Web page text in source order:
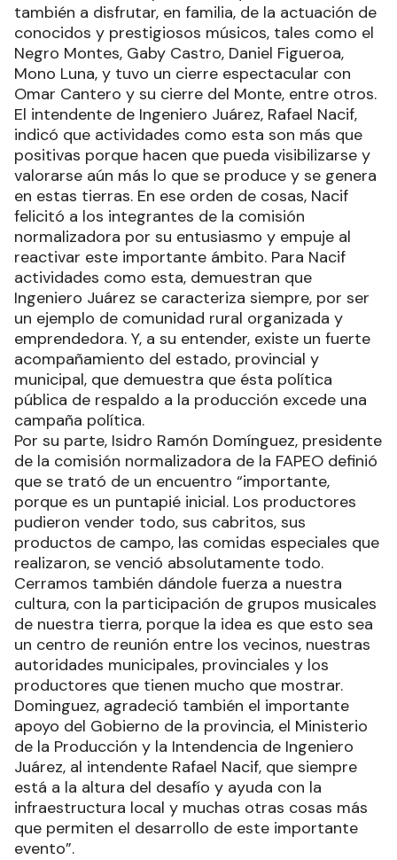
también a disfrutar, en familia, de la actuación de
conocidos y prestigiosos músicos, tales como el
Negro Montes, Gaby Castro, Daniel Figueroa,
Mono Luna, y tuvo un cierre espectacular con
Omar Cantero y su cierre del Monte, entre otros.
El intendente de Ingeniero Juárez, Rafael Nacif,
indicó que actividades como esta son más que
positivas porque hacen que pueda visibilizarse y
valorarse aún más lo que se produce y se genera
en estas tierras. En ese orden de cosas, Nacif
felicitó a los integrantes de la comisión
normalizadora por su entusiasmo y empuje al
reactivar este importante ámbito. Para Nacif
actividades como esta, demuestran que
Ingeniero Juárez se caracteriza siempre, por ser
un ejemplo de comunidad rural organizada y
emprendedora. Y, a su entender, existe un fuerte
acompañamiento del estado, provincial y
municipal, que demuestra que ésta política
pública de respaldo a la producción excede una
campaña política.
Por su parte, Isidro Ramón Domínguez, presidente
de la comisión normalizadora de la FAPEO definió
que se trató de un encuentro “importante,
porque es un puntapié inicial. Los productores
pudieron vender todo, sus cabritos, sus
productos de campo, las comidas especiales que
realizaron, se venció absolutamente todo.
Cerramos también dándole fuerza a nuestra
cultura, con la participación de grupos musicales
de nuestra tierra, porque la idea es que esto sea
un centro de reunión entre los vecinos, nuestras
autoridades municipales, provinciales y los
productores que tienen mucho que mostrar.
Dominguez, agradeció también el importante
apoyo del Gobierno de la provincia, el Ministerio
de la Producción y la Intendencia de Ingeniero
Juárez, al intendente Rafael Nacif, que siempre
está a la altura del desafío y ayuda con la
infraestructura local y muchas otras cosas más
que permiten el desarrollo de este importante
evento”.